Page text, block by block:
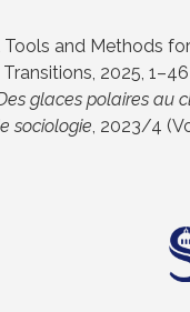
and Methods
, 2025, 1–46
glaces polaires au
sociologie, 2023/4